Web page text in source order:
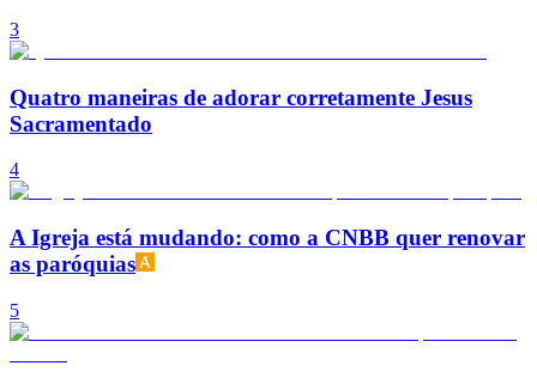
3
Quatro maneiras de adorar corretamente Jesus
Sacramentado
4
A Igreja está mudando: como a CNBB quer renovar
as paróquias
5